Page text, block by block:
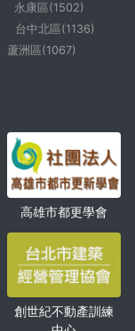
永康區(1502)
台中北區(1136)
蘆洲區(1067)
高雄市都更學會
創世紀不動產訓練